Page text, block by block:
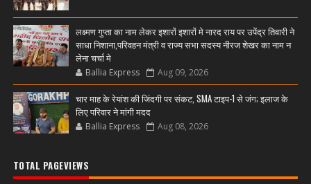
लक्ष्मण गुप्ता का नाम लेकर इशारों इशारों मे नारद राय पर उपेंद्र तिवारी ने
साधा निशाना,परिवहन मंत्री व राज्य सभा सदस्य नीरज शेखर का नाम न
लेना चर्चा मे
Ballia Express Aug 09, 2026
चार माह के रेयांश की जिंदगी पर संकट, SMA टाइप-1 से जंग; इलाज के
लिए परिवार ने मांगी मदद
Ballia Express Aug 08, 2026
TOTAL PAGEVIEWS